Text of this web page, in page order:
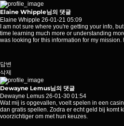
Elaine Whipple님의 댓글
Elaine Whipple 26-01-21 05:09
I am not sure where you're getting your info,
time learning much more or understanding
was looking for this information for my mission.
답변
삭제
Dewayne Lemus님의 댓글
Dewayne Lemus 26-01-30 01:54
Wat mij is opgevallen, voelt spelen in een
dan gratis spellen. Zodra er echt geld bij komt
voorzichtiger om met hun keuzes.